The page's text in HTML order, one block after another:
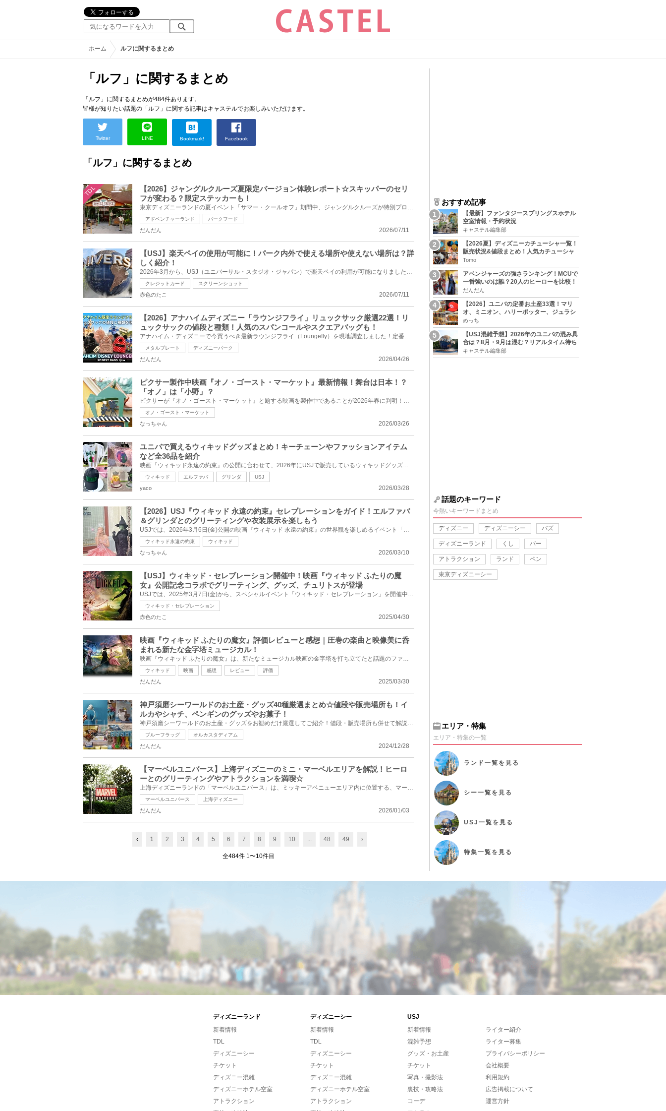
ホーム ルフに関するまとめ
「ルフ」に関するまとめ
「ルフ」に関するまとめが484件あります。
皆様が知りたい話題の「ルフ」に関する記事はキャステルでお楽しみいただけます。
Twitter LINE Bookmark! Facebook
「ルフ」に関するまとめ
TDL
【2026】ジャングルクルーズ夏限定バージョン体験レポート☆スキッパーのセリ
フが変わる？限定ステッカーも！
東京ディズニーランドの夏イベント「サマー・クールオフ」期間中、ジャングルクルーズが特別プログラム...
アドベンチャーランド パークフード
2026/07/11
だんだん
【USJ】楽天ペイの使用が可能に！パーク内外で使える場所や使えない場所は？詳
しく紹介！
2026年3月から、USJ（ユニバーサル・スタジオ・ジャパン）で楽天ペイの利用が可能になりました。楽天ペ...
クレジットカード スクリーンショット
2026/07/11
赤色のたこ
【2026】アナハイムディズニー「ラウンジフライ」リュックサック厳選22選！リ
ュックサックの値段と種類！人気のスパンコールやスクエアバッグも！
アナハイム・ディズニーで今買うべき最新ラウンジフライ（Loungefly）を現地調査しました！定番のスパン...
メタルプレート ディズニーパーク
2026/04/26
だんだん
ピクサー製作中映画『オノ・ゴースト・マーケット』最新情報！舞台は日本！？
「オノ」は「小野」？
ピクサーが『オノ・ゴースト・マーケット』と題する映画を製作中であることが2026年春に判明！「タイト...
オノ・ゴースト・マーケット
2026/03/26
なっちゃん
ユニバで買えるウィキッドグッズまとめ！キーチェーンやファッションアイテム
など全36品を紹介
映画『ウィキッド永遠の約束』の公開に合わせて、2026年にUSJで販売しているウィキッドグッズをご紹介！...
ウィキッド エルファバ グリンダ USJ
2026/03/28
yaco
【2026】USJ『ウィキッド 永遠の約束』セレブレーションをガイド！エルファバ
＆グリンダとのグリーティングや衣装展示を楽しもう
USJでは、2026年3月6日(金)公開の映画『ウィキッド 永遠の約束』の世界観を楽しめるイベント「ウィキッ...
ウィキッド永遠の約束 ウィキッド
2026/03/10
なっちゃん
【USJ】ウィキッド・セレブレーション開催中！映画『ウィキッド ふたりの魔
女』公開記念コラボでグリーティング、グッズ、チュリトスが登場
USJでは、2025年3月7日(金)から、スペシャルイベント「ウィキッド・セレブレーション」を開催中！映画『...
ウィキッド・セレブレーション
2025/04/30
赤色のたこ
映画『ウィキッド ふたりの魔女』評価レビューと感想｜圧巻の楽曲と映像美に呑
まれる新たな金字塔ミュージカル！
映画『ウィキッド ふたりの魔女』は、新たなミュージカル映画の金字塔を打ち立てたと話題のファンタジー...
ウィキッド 映画 感想 レビュー 評価
2025/03/30
だんだん
神戸須磨シーワールドのお土産・グッズ40種厳選まとめ☆値段や販売場所も！イ
ルカやシャチ、ペンギンのグッズやお菓子！
神戸須磨シーワールドのお土産・グッズをお勧めだけ厳選してご紹介！値段・販売場所も併せて解説！カチ...
ブルーフラッグ オルカスタディアム
2024/12/28
だんだん
【マーベルユニバース】上海ディズニーのミニ・マーベルエリアを解説！ヒーロ
ーとのグリーティングやアトラクションを満喫☆
上海ディズニーランドの「マーベルユニバース」は、ミッキーアベニューエリア内に位置する、マーベルの...
マーベルユニバース 上海ディズニー
2026/01/03
だんだん
‹ 1 2 3 4 5 6 7 8 9 10 ... 48 49 ›
全484件 1〜10件目
おすすめ記事
【最新】ファンタジースプリングスホテル
空室情報・予約状況
キャステル編集部
【2026夏】ディズニーカチューシャ一覧！
販売状況&値段まとめ！人気カチューシャ
をチェック
Tomo
アベンジャーズの強さランキング！MCUで
一番強いのは誰？20人のヒーローを比較！
だんだん
【2026】ユニバの定番お土産33選！マリ
オ、ミニオン、ハリーポッター、ジュラシ
ックパーク、セサミ、SINGなどのグッズ情
報
めっち
【USJ混雑予想】2026年のユニバの混み具
合は？8月・9月は混む？リアルタイム待ち
時間アプリも
キャステル編集部
話題のキーワード
今熱いキーワードまとめ
ディズニー ディズニーシー バズ
ディズニーランド くし バー
アトラクション ランド ペン
東京ディズニーシー
エリア・特集
エリア・特集の一覧
ランド 一覧を見る
シー一覧を見る
USJ 一覧を見る
特集一覧を見る
ディズニーランド ディズニーシー
USJ
新着情報
TDL
ディズニーシー
チケット
ディズニー混雑
ディズニーホテル空室
アトラクション
新着情報
TDL
ディズニーシー
チケット
ディズニー混雑
ディズニーホテル空室
アトラクション
新着情報
混雑予想
グッズ・お土産
チケット
写真・撮影法
裏技・攻略法
コーデ
ライター紹介
ライター募集
プライバシーポリシー
会社概要
利用規約
広告掲載について
運営方針